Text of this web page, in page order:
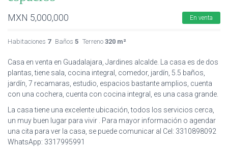
MXN 5,000,000 En venta
Habitaciones 7 Baños 5 Terreno 320 m²
Casa en venta en Guadalajara, Jardines alcalde. La casa es de dos
plantas, tiene sala, cocina integral, comedor, jardín, 5.5 baños,
jardín, 7 recamaras, estudio, espacios bastante amplios, cuenta
con una cochera, cuenta con cocina integral, es una casa grande.
La casa tiene una excelente ubicación, todos los servicios cerca,
un muy buen lugar para vivir . Para mayor información o agendar
una cita para ver la casa, se puede comunicar al Cel: 3310898092
WhatsApp: 3317995991